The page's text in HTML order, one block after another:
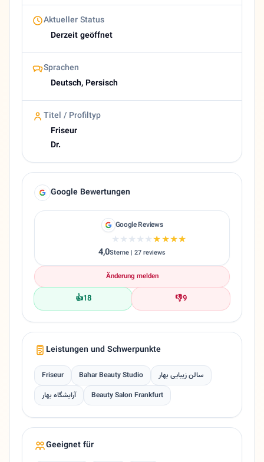
Aktueller Status
Derzeit geöffnet
Sprachen
Deutsch, Persisch
Titel / Profiltyp
Friseur
Dr.
Google Bewertungen
Google Reviews
★★★★★★★★★★
4,0Sterne | 27 reviews
Änderung melden
👍18 👎9
Leistungen und Schwerpunkte
Friseur Bahar Beauty Studio
سالن زیبایی بهار
آرایشگاه بهار
Beauty Salon Frankfurt
Geeignet für